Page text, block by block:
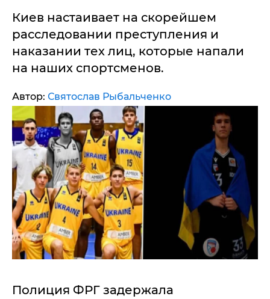
Киев настаивает на скорейшем
расследовании преступления и
наказании тех лиц, которые напали
на наших спортсменов.
Автор: Святослав Рыбальченко
Полиция ФРГ задержала